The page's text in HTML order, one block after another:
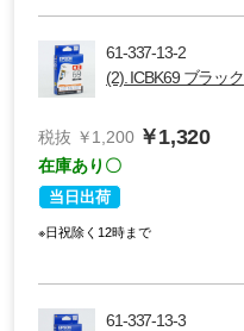
61-337-13-2
(2). ICBK69 ブラック
税抜 ￥1,200 ￥1,320
在庫あり〇
当日出荷
※日祝除く12時まで
61-337-13-3